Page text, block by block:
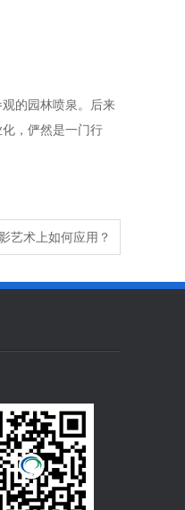
的园林喷泉。后来
，俨然是一门行
艺术上如何应用？